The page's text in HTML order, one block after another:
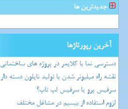
جدیدترین ها
آخرین رپورتاژها
دسترسی نما با کلایمر در پروژه های ساختمانی
نقشه راه میلیونر شدن با تولید نایلون دسته دار
سرفیس پرو یا سرفیس لپ تاپ؟
لزوم استفاده از بیسیم در مشاغل مختلف